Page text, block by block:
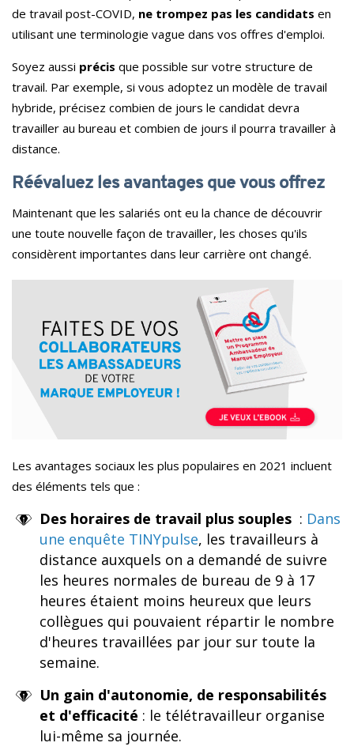
de travail post-COVID, ne trompez pas les candidats en
utilisant une terminologie vague dans vos offres d'emploi.
Soyez aussi précis que possible sur votre structure de
travail. Par exemple, si vous adoptez un modèle de travail
hybride, précisez combien de jours le candidat devra
travailler au bureau et combien de jours il pourra travailler à
distance.
Réévaluez les avantages que vous offrez
Maintenant que les salariés ont eu la chance de découvrir
une toute nouvelle façon de travailler, les choses qu'ils
considèrent importantes dans leur carrière ont changé.
Les avantages sociaux les plus populaires en 2021 incluent
des éléments tels que :
Des horaires de travail plus souples : Dans
une enquête TINYpulse, les travailleurs à
distance auxquels on a demandé de suivre
les heures normales de bureau de 9 à 17
heures étaient moins heureux que leurs
collègues qui pouvaient répartir le nombre
d'heures travaillées par jour sur toute la
semaine.
Un gain d'autonomie, de responsabilités
et d'efficacité : le télétravailleur organise
lui-même sa journée.